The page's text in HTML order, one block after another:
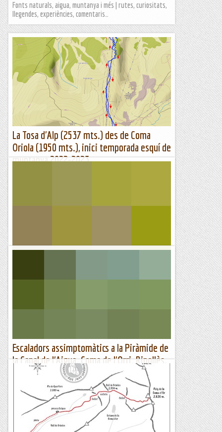
Fonts naturals, aigua, muntanya i més | rutes, curiositats,
llegendes, experiències, comentaris…
La Tosa d'Alp (2537 mts.) des de Coma
Oriola (1950 mts.), inici temporada esquí de
muntanya 2022-2023.
mireu que hem...
tècnica: mitjana-baixa.Durada total: 6 h.Punt de sortida:
Passamuntanyes
Escaladors assimptomàtics a la Piràmide de
la Canal de l'Aigua. Coma de l'Orri. Ripollès.
02-07-2022.
Quan comencem a sortir del bosc ja es veu el nostre
objectiu. Fa prou calor aquest juliol per començar a pensar
en anar al Pirineu, tan és així que amb el Josep...
Jaumegrimp 2